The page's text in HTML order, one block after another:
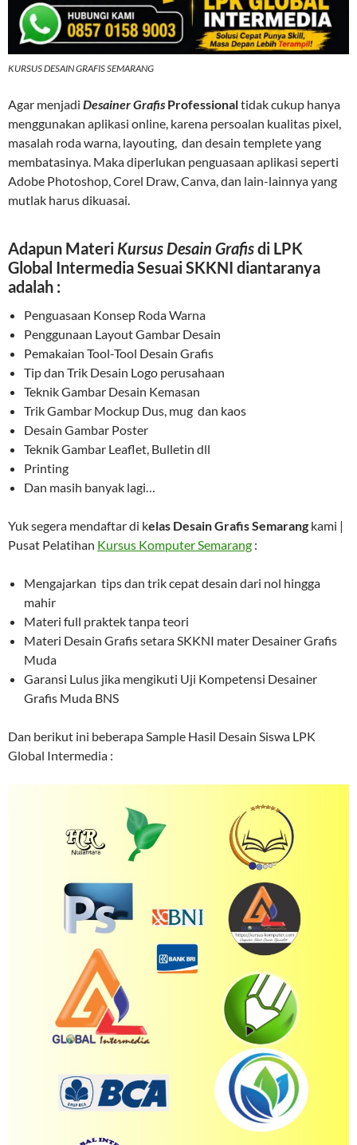
KURSUS DESAIN GRAFIS SEMARANG
Agar menjadi Desainer Grafis Professionaltidak cukup hanya
menggunakan aplikasi online, karena persoalan kualitas pixel,
masalah roda warna, layouting, dan desain templete yang
membatasinya. Maka diperlukan penguasaan aplikasi seperti
Adobe Photoshop, Corel Draw, Canva, dan lain-lainnya yang
mutlak harus dikuasai.
Adapun Materi Kursus Desain Grafisdi LPK
Global Intermedia Sesuai SKKNI diantaranya
adalah :
Penguasaan Konsep Roda Warna
Penggunaan Layout Gambar Desain
Pemakaian Tool-Tool Desain Grafis
Tip dan Trik Desain Logo perusahaan
Teknik Gambar Desain Kemasan
Trik Gambar Mockup Dus, mug dan kaos
Desain Gambar Poster
Teknik Gambar Leaflet, Bulletin dll
Printing
Dan masih banyak lagi…
Yuk segera mendaftar di kelas Desain Grafis Semarang kami |
Pusat Pelatihan Kursus Komputer Semarang :
Mengajarkan tips dan trik cepat desain dari nol hingga
mahir
Materi full praktek tanpa teori
Materi Desain Grafis setara SKKNI mater Desainer Grafis
Muda
Garansi Lulus jika mengikuti Uji Kompetensi Desainer
Grafis Muda BNS
Dan berikut ini beberapa Sample Hasil Desain Siswa LPK
Global Intermedia :